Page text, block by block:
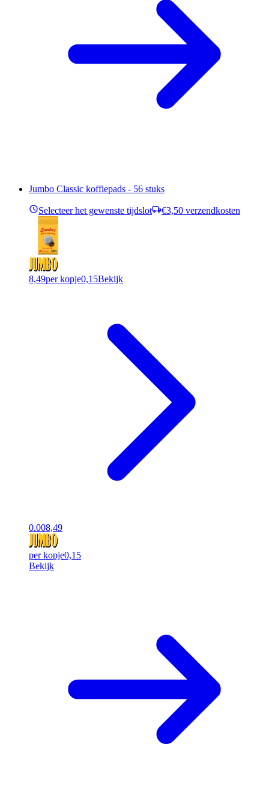
Jumbo Classic koffiepads - 56 stuks
Selecteer het gewenste tijdslot €3,50 verzendkosten
8,49per kopje0,15Bekijk
0.008,49
per kopje0,15
Bekijk